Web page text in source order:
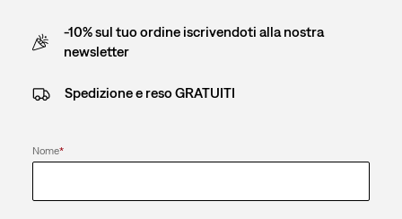
-10% sul tuo ordine iscrivendoti alla nostra
newsletter
Spedizione e reso GRATUITI
Nome*